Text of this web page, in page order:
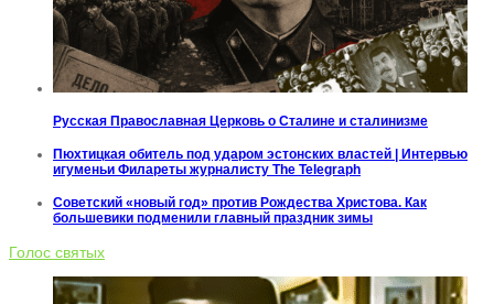
Русская Православная Церковь о Сталине и сталинизме
Пюхтицкая обитель под ударом эстонских властей | Интервью
игуменьи Филареты журналисту The Telegraph
Советский «новый год» против Рождества Христова. Как
большевики подменили главный праздник зимы
Голос святых